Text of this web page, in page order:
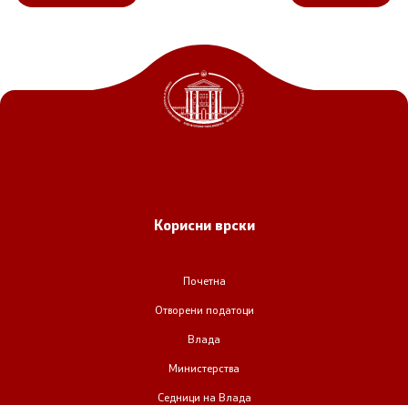
Корисни врски
Почетна
Отворени податоци
Влада
Министерства
Седници на Влада